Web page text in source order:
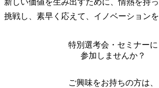
新しい価値を生み出すために、情熱を持
挑戦し、素早く応えて、イノベーションを
特別選考会・セミナーに
参加しませんか？
ご興味をお持ちの方は、